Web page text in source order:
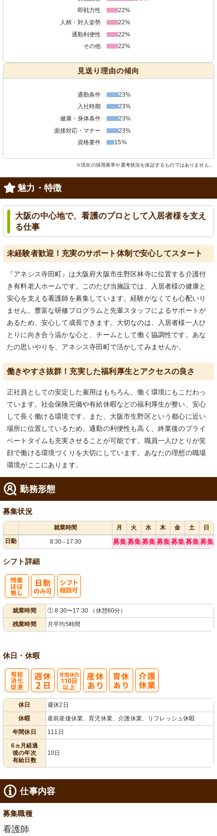
即戦力性
22%
人柄・対人姿勢
22%
通勤利便性
22%
その他
22%
見送り理由の傾向
通勤条件
23%
入社時期
23%
健康・身体条件
23%
面接対応・マナー
23%
資格要件
15%
※現在の採用基準や選考状況を保証するものではありません。
魅力・特徴
大阪の中心地で、看護のプロとして入居者様を支え
る仕事
未経験者歓迎！充実のサポート体制で安心してスタート
『アネシス寺田町』は大阪府大阪市生野区林寺に位置する介護付
き有料老人ホームです。このたび当施設では、入居者様の健康と
安心を支える看護師を募集しています。経験がなくても心配いり
ません。豊富な研修プログラムと先輩スタッフによるサポートが
あるため、安心して成長できます。大切なのは、入居者様一人ひ
とりに向き合う温かな心と、チームとして働く協調性です。あな
たの思いやりを、アネシス寺田町で活かしてみませんか。
働きやすさ抜群！充実した福利厚生とアクセスの良さ
正社員としての安定した雇用はもちろん、働く環境にもこだわっ
ています。社会保険完備や有給休暇などの福利厚生が整い、安心
して長く働ける環境です。また、大阪市生野区という都心に近い
場所に位置しているため、通勤の利便性も高く、終業後のプライ
ベートタイムも充実させることが可能です。職員一人ひとりが笑
顔で働ける環境づくりを大切にしています。あなたの理想の職場
環境がここにあります。
勤務形態
募集状況
就業時間 月 火 水 木 金 土
日
日勤
8:30～ 17:30 募集募集募集募集募集募集募集
シフト詳細
就業時間
① 8:30〜17:30 （休憩60分）
残業時間
月平均5時間
休日・休暇
休日
週休2日
休暇
産前産後休業、育児休業、介護休業、リフレッシュ休暇
年間休日
111日
6ヵ月経過
後の年次
有給日数
10日
仕事内容
募集職種
看護師